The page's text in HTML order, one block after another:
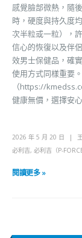
感覺臉部微熱，隨
時，硬度與持久度
次半粒或一粒），
信心的恢復以及伴
效男士保健品，確
使用方式同樣重要
（https://
健康無價，選擇安
2026 年 5 月 20 日
必利吉, 必利吉（P-FORCE
閱讀更多 »